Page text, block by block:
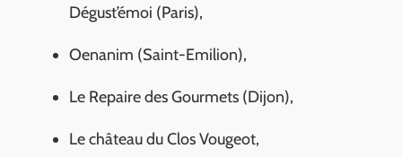
Dégust’émoi (Paris),
Oenanim (Saint-Emilion),
Le Repaire des Gourmets (Dijon),
Le château du Clos Vougeot,